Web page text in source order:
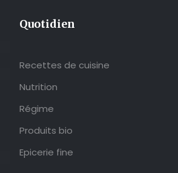
Quotidien
Recettes de cuisine
Nutrition
Régime
Produits bio
Epicerie fine